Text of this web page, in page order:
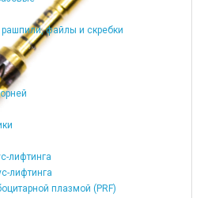
рашпили, файлы и скребки
лифтинга
лифтинга
плазмой (PRF)